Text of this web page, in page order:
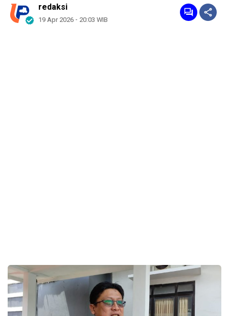
redaksi
19 Apr 2026 - 20:03 WIB